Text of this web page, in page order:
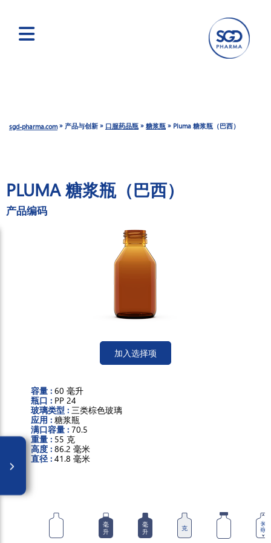
sgd-pharma.com» 产品与创新 » 口服药品瓶 » 糖浆瓶 » Pluma 糖浆瓶（巴西）
PLUMA 糖浆瓶（巴西）
产品编码
加入选择项
容量 : 60 毫升
瓶口 : PP 24
玻璃类型 : 三类棕色玻璃
应用 : 糖浆瓶
满口容量 : 70.5
重量 : 55 克
高度 : 86.2 毫米
直径 : 41.8 毫米
毫
升
毫
升
克 毫米